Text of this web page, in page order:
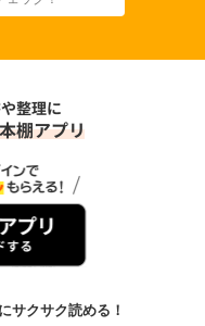
サクサク読める！